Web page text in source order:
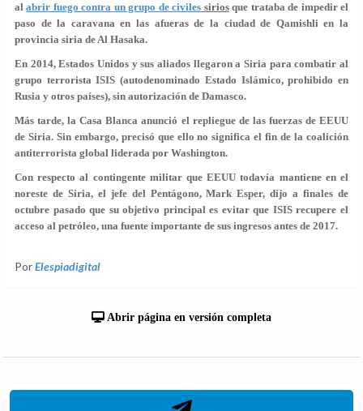
alabrir fuego contra un grupo de civiles siriosque trataba de impedir el
paso de la caravana en las afueras de la ciudad de Qamishli en la
provincia siria de Al Hasaka.
En 2014, Estados Unidos y sus aliados llegaron a Siria para combatir al
grupo terrorista ISIS (autodenominado Estado Islámico, prohibido en
Rusia y otros países), sin autorización de Damasco.
Más tarde, la Casa Blanca anunció el repliegue de las fuerzas de EEUU
de Siria. Sin embargo, precisó que ello no significa el fin de la coalición
antiterrorista global liderada por Washington.
Con respecto al contingente militar que EEUU todavía mantiene en el
noreste de Siria, el jefe del Pentágono, Mark Esper, dijo a finales de
octubre pasado que su objetivo principal es evitar que ISIS recupere el
acceso al petróleo, una fuente importante de sus ingresos antes de 2017.
PorElespiadigital
Abrir página en versión completa